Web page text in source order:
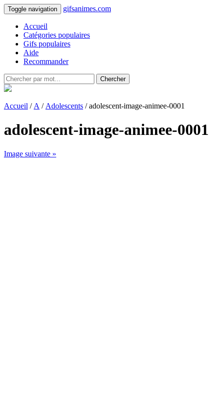
Toggle navigation gifsanimes.com
Accueil
Catégories populaires
Gifs populaires
Aide
Recommander
Chercher
Accueil / A / Adolescents / adolescent-image-animee-0001
adolescent-image-animee-0001
Image suivante »